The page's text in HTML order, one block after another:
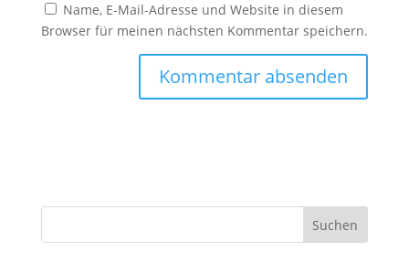
Name, E-Mail-Adresse und Website in diesem
Browser für meinen nächsten Kommentar speichern.
Suchen